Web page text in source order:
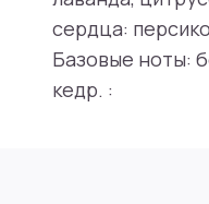
сердца:
Базовые ноты:
кедр. :